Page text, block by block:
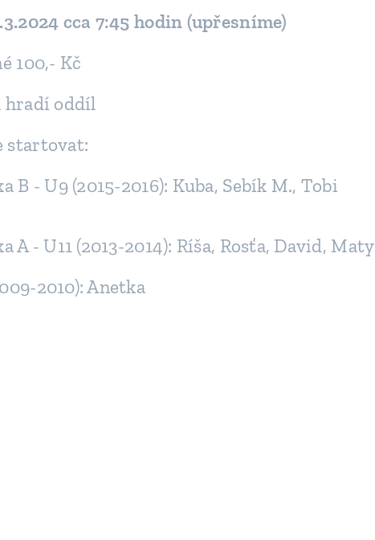
cca 7:45 hodin (upřesníme)
100,- Kč
hradí oddíl
startovat:
B - U9 (2015-2016): Kuba, Sebík M., Tobi
A - U11 (2013-2014): Ríša, Rosťa, David, Maty
2010): Anetka